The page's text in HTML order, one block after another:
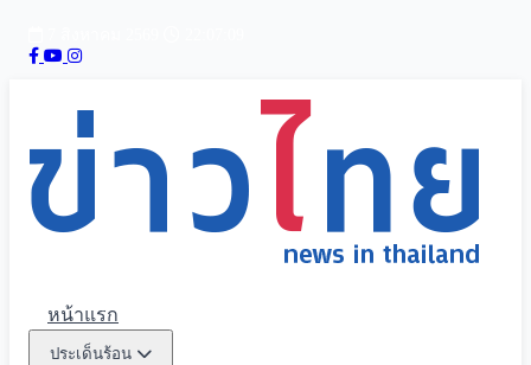
หน้าแรก
ประเด็นร้อน